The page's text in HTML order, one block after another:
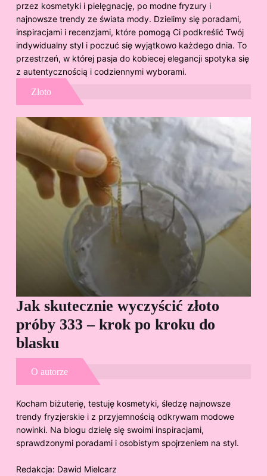
przez kosmetyki i pielęgnację, po modne fryzury i
najnowsze trendy ze świata mody. Dzielimy się poradami,
inspiracjami i recenzjami, które pomogą Ci podkreślić Twój
indywidualny styl i poczuć się wyjątkowo każdego dnia. To
przestrzeń, w której pasja do kobiecej elegancji spotyka się
z autentycznością i codziennymi wyborami.
Złoto
Jak skutecznie wyczyścić złoto
próby 333 – krok po kroku do
blasku
O autorze
Kocham biżuterię, testuję kosmetyki, śledzę najnowsze
trendy fryzjerskie i z przyjemnością odkrywam modowe
nowinki. Na blogu dzielę się swoimi inspiracjami,
sprawdzonymi poradami i osobistym spojrzeniem na styl.
Redakcja: Dawid Mielcarz